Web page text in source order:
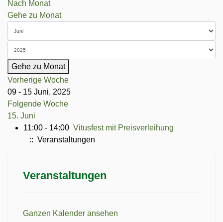
Nach Monat
Gehe zu Monat
Gehe zu Monat
Vorherige Woche
09 - 15 Juni, 2025
Folgende Woche
15. Juni
11:00 - 14:00 Vitusfest mit Preisverleihung
:: Veranstaltungen
Veranstaltungen
Ganzen Kalender ansehen